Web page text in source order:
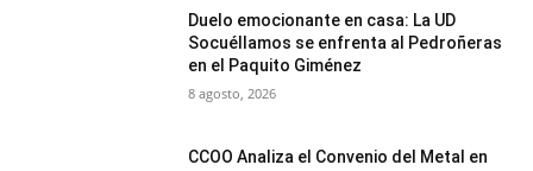
Duelo emocionante en casa: La UD
Socuéllamos se enfrenta al Pedroñeras
en el Paquito Giménez
8 agosto, 2026
CCOO Analiza el Convenio del Metal en